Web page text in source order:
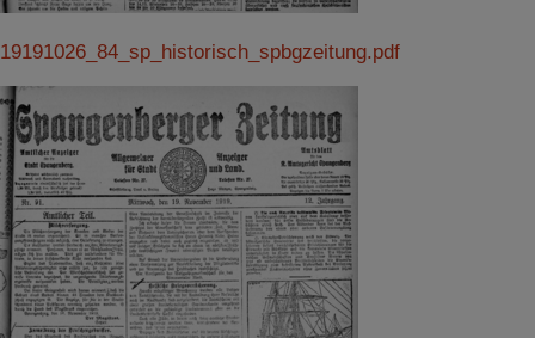
19191026_84_sp_historisch_spbgzeitung.pdf
SPEICHERN
Details anzeigen
Impressum Datenschutz